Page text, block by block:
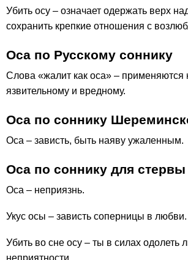
Убить осу – означает одержать верх
сохранить крепкие отношения с
Оса по Русскому соннику
Слова «жалит как оса» – применяются
язвительному и вредному.
Оса по соннику
Оса – зависть, быть наяву ужаленным.
Оса по соннику для стервы
Оса – неприязнь.
Укус осы – зависть соперницы в любви.
Убить во сне осу – ты в силах одолеть